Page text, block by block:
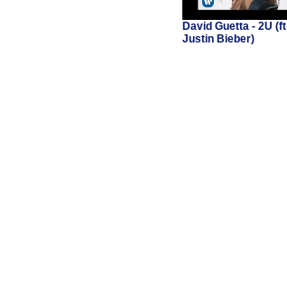
David Guetta - 2U (ft
Justin Bieber)